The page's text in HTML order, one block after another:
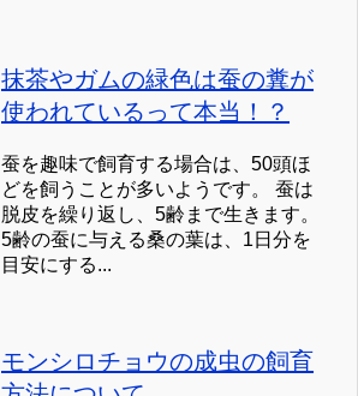
抹茶やガムの緑色は蚕の糞が
使われているって本当！？
蚕を趣味で飼育する場合は、50頭ほ
どを飼うことが多いようです。 蚕は
脱皮を繰り返し、5齢まで生きます。
5齢の蚕に与える桑の葉は、1日分を
目安にする...
モンシロチョウの成虫の飼育